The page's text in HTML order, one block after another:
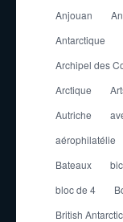
Anjouan
Antarctique
Archipel des
Arctique
Autriche
aérophilatélie
Bateaux
bloc de 4
British